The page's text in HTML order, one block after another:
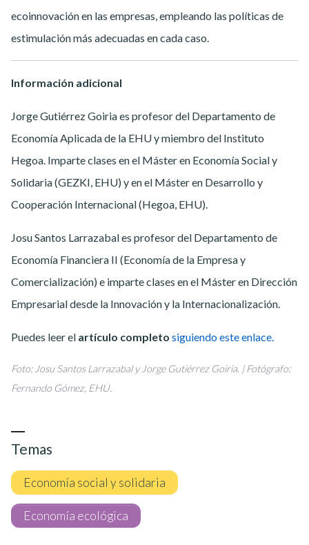
ecoinnovación en las empresas, empleando las políticas de
estimulación más adecuadas en cada caso.
Información adicional
Jorge Gutiérrez Goiria es profesor del Departamento de
Economía Aplicada de la EHU y miembro del Instituto
Hegoa. Imparte clases en el Máster en Economía Social y
Solidaria (GEZKI, EHU) y en el Máster en Desarrollo y
Cooperación Internacional (Hegoa, EHU).
Josu Santos Larrazabal es profesor del Departamento de
Economía Financiera II (Economía de la Empresa y
Comercialización) e imparte clases en el Máster en Dirección
Empresarial desde la Innovación y la Internacionalización.
Puedes leer el artículo completo siguiendo este enlace.
Foto: Josu Santos Larrazabal y Jorge Gutiérrez Goiria. | Fotógrafo:
Fernando Gómez, EHU.
Temas
Economía social y solidaria
Economía ecológica